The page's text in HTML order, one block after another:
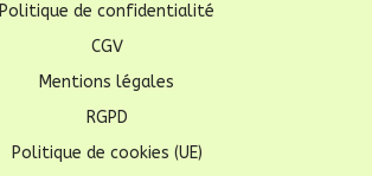
Politique de confidentialité
CGV
Mentions légales
RGPD
Politique de cookies (UE)